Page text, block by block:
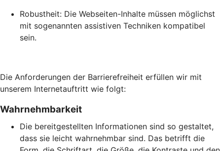
Robustheit: Die Webseiten-Inhalte müssen möglichst
mit sogenannten assistiven Techniken kompatibel
sein.
Die Anforderungen der Barrierefreiheit erfüllen wir mit
unserem Internetauftritt wie folgt:
Wahrnehmbarkeit
Die bereitgestellten Informationen sind so gestaltet,
dass sie leicht wahrnehmbar sind. Das betrifft die